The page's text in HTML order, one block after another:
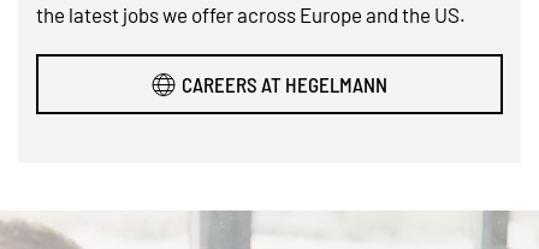
the latest jobs we offer across Europe and the US.
CAREERS AT HEGELMANN